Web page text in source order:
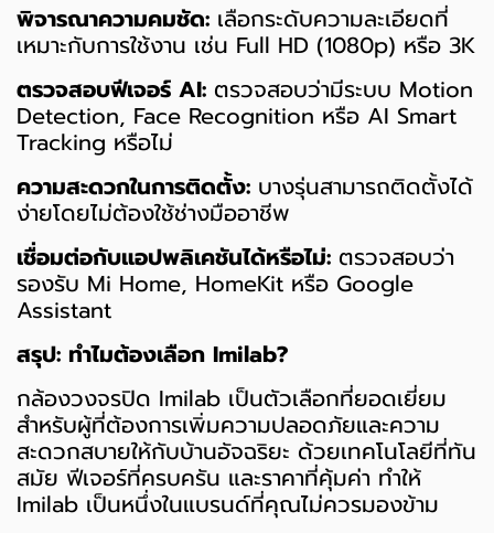
พิจารณาความคมชัด: เลือกระดับความละเอียดที่
เหมาะกับการใช้งาน เช่น Full HD (1080p) หรือ 3K
ตรวจสอบฟีเจอร์ AI: ตรวจสอบว่ามีระบบ Motion
Detection, Face Recognition หรือ AI Smart
Tracking หรือไม่
ความสะดวกในการติดตั้ง: บางรุ่นสามารถติดตั้งได้
ง่ายโดยไม่ต้องใช้ช่างมืออาชีพ
เชื่อมต่อกับแอปพลิเคชันได้หรือไม่: ตรวจสอบว่า
รองรับ Mi Home, HomeKit หรือ Google
Assistant
สรุป: ทำไมต้องเลือก Imilab?
กล้องวงจรปิด Imilab เป็นตัวเลือกที่ยอดเยี่ยม
สำหรับผู้ที่ต้องการเพิ่มความปลอดภัยและความ
สะดวกสบายให้กับบ้านอัจฉริยะ ด้วยเทคโนโลยีที่ทัน
สมัย ฟีเจอร์ที่ครบครัน และราคาที่คุ้มค่า ทำให้
Imilab เป็นหนึ่งในแบรนด์ที่คุณไม่ควรมองข้าม